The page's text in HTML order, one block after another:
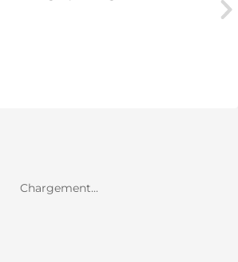
Chargement...